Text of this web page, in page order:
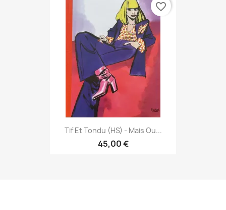
Tif Et Tondu (HS) - Mais Ou...
45,00 €
favorite_border